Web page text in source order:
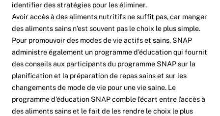
identifier des stratégies pour les éliminer.
Avoir accès à des aliments nutritifs ne suffit pas, car manger
des aliments sains n’est souvent pas le choix le plus simple.
Pour promouvoir des modes de vie actifs et sains, SNAP
administre également un programme d’éducation qui fournit
des conseils aux participants du programme SNAP sur la
planification et la préparation de repas sains et sur les
changements de mode de vie pour une vie saine. Le
programme d’éducation SNAP comble l’écart entre l’accès à
des aliments sains et le fait de les rendre le choix le plus